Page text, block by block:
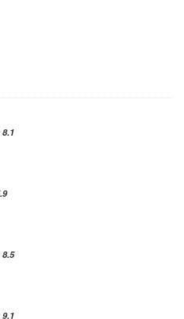
8.1
8.5
9.1